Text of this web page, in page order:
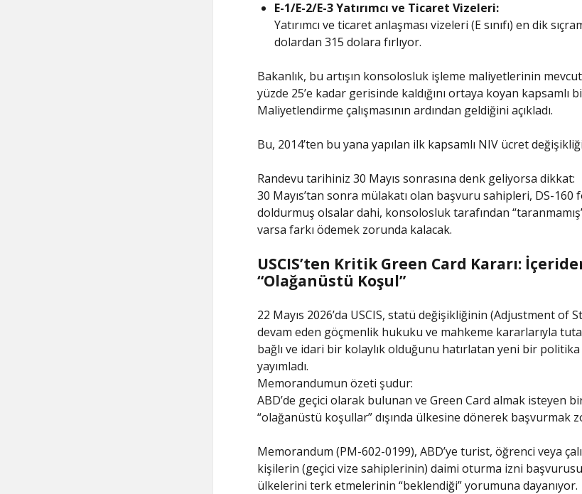
E-1/E-2/E-3 Yatırımcı ve Ticaret Vizeleri:
Yatırımcı ve ticaret anlaşması vizeleri (E sınıfı) en dik
dolardan 315 dolara fırlıyor.
Bakanlık, bu artışın konsolosluk işleme maliyetlerinin
yüzde 25’e kadar gerisinde kaldığını ortaya koyan kapsamlı
Maliyetlendirme çalışmasının ardından geldiğini açıkladı.
Bu, 2014’ten bu yana yapılan ilk kapsamlı NIV ücret
Randevu tarihiniz 30 Mayıs sonrasına denk geliyorsa dikkat:
30 Mayıs’tan sonra mülakatı olan başvuru sahipleri, DS-160
doldurmuş olsalar dahi, konsolosluk tarafından
varsa farkı ödemek zorunda kalacak.
USCIS’ten Kritik Green Card Kararı:
“Olağanüstü Koşul”
22 Mayıs 2026’da USCIS, statü değişikliğinin (Adjustment of
devam eden göçmenlik hukuku ve mahkeme kararlarıyla
bağlı ve idari bir kolaylık olduğunu hatırlatan yeni bir
yayımladı.
Memorandumun özeti şudur:
ABD’de geçici olarak bulunan ve Green Card almak isteyen
“olağanüstü koşullar” dışında ülkesine dönerek başvurmak
Memorandum (PM-602-0199), ABD’ye turist, öğrenci veya
kişilerin (geçici vize sahiplerinin) daimi oturma izni
ülkelerini terk etmelerinin “beklendiği” yorumuna dayanıyor.